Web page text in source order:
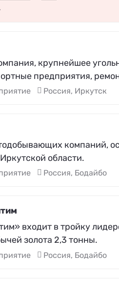
крупнейшее
предприятия,
Россия, Иркутск
компаний,
области.
Россия, Бодайбо
входит в тройку
золота 2,3 тонны.
Россия, Бодайбо